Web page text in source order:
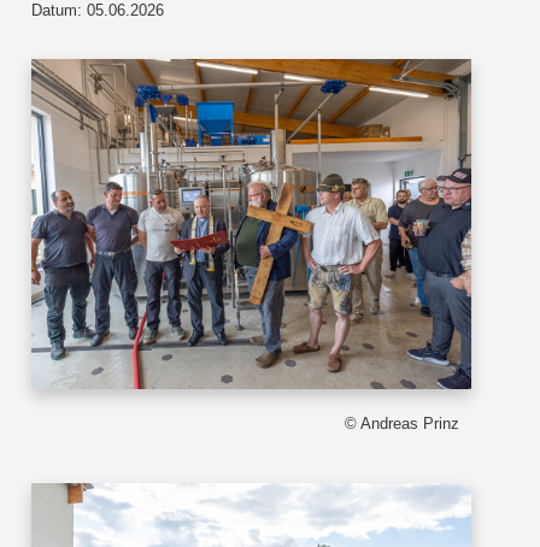
Datum: 05.06.2026
© Andreas Prinz